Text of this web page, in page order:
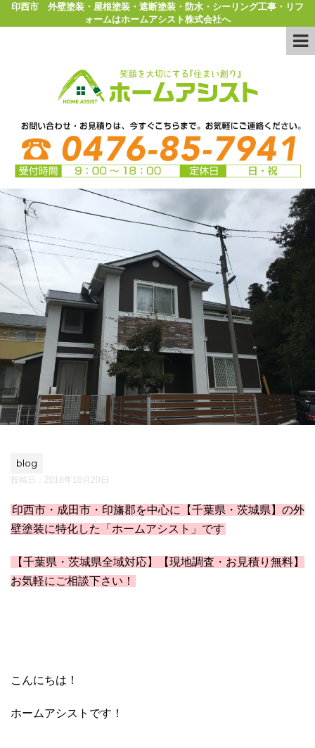
印西市 外壁塗装・屋根塗装・遮断塗装・防水・シーリング工事・リフ
ォームはホームアシスト株式会社へ
blog
投稿日： 2018年10月20日
印西市・成田市・印旛郡を中心に【千葉県・茨城県】の外
壁塗装に特化した「ホームアシスト」です
【千葉県・茨城県全域対応】【現地調査・お見積り無料】
お気軽にご相談下さい！
こんにちは！
ホームアシストです！